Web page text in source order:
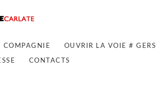
COMPAGNIE OUVRIR LA VOIE # GERS
CONTACTS